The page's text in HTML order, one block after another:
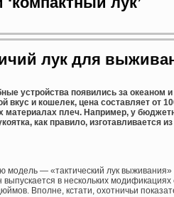
лук для
устройства появились за океаном
и кошелек, цена составляет от
материалах плеч. Например, у
как правило, изготавливается
модель — «тактический лук
выпускается в нескольких
Вполне, кстати, охотничьи